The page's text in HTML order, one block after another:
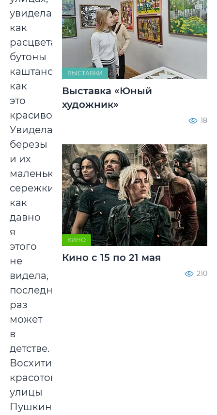
увидела,
как
расцветают
бутоны
каштанов,
как
это
красиво!
Увидела
березы
и их
маленькие
сережки,
как
давно
я
этого
не
видела,
последний
раз
может
в
детстве.
Восхитилась
красотой
улицы
Пушкина,
ВЫСТАВКИ
Выставка «Юный
художник»
18
КИНО
Кино с 15 по 21 мая
210